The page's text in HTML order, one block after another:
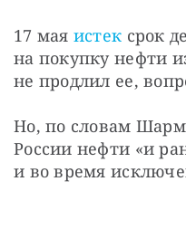
17 мая истек срок
на покупку нефти
не продлил ее,
Но, по словам
России нефти «и
и во время